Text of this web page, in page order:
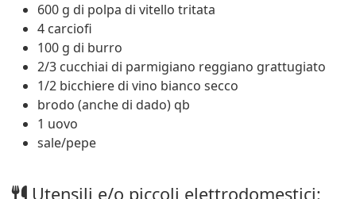
600 g di polpa di vitello tritata
4 carciofi
100 g di burro
2/3 cucchiai di parmigiano reggiano grattugiato
1/2 bicchiere di vino bianco secco
brodo (anche di dado) qb
1 uovo
sale/pepe
Utensili e/o piccoli elettrodomestici: